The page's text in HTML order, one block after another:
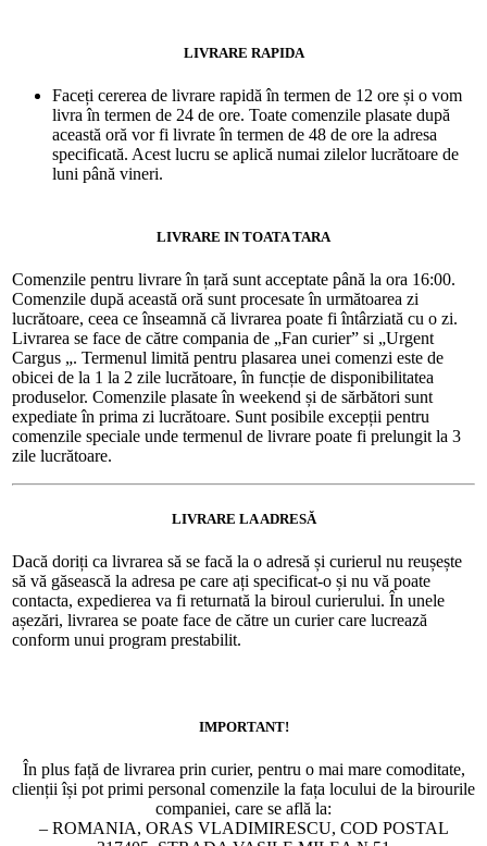
LIVRARE RAPIDA
Faceți cererea de livrare rapidă în termen de 12 ore și o vom
livra în termen de 24 de ore. Toate comenzile plasate după
această oră vor fi livrate în termen de 48 de ore la adresa
specificată. Acest lucru se aplică numai zilelor lucrătoare de
luni până vineri.
LIVRARE IN TOATA TARA
Comenzile pentru livrare în țară sunt acceptate până la ora 16:00.
Comenzile după această oră sunt procesate în următoarea zi
lucrătoare, ceea ce înseamnă că livrarea poate fi întârziată cu o zi.
Livrarea se face de către compania de „Fan curier” si „Urgent
Cargus „. Termenul limită pentru plasarea unei comenzi este de
obicei de la 1 la 2 zile lucrătoare, în funcție de disponibilitatea
produselor. Comenzile plasate în weekend și de sărbători sunt
expediate în prima zi lucrătoare. Sunt posibile excepții pentru
comenzile speciale unde termenul de livrare poate fi prelungit la 3
zile lucrătoare.
LIVRARE LA ADRESĂ
Dacă doriți ca livrarea să se facă la o adresă și curierul nu reușește
să vă găsească la adresa pe care ați specificat-o și nu vă poate
contacta, expedierea va fi returnată la biroul curierului. În unele
așezări, livrarea se poate face de către un curier care lucrează
conform unui program prestabilit.
IMPORTANT!
În plus față de livrarea prin curier, pentru o mai mare comoditate,
clienții își pot primi personal comenzile la fața locului de la birourile
companiei, care se află la:
– ROMANIA, ORAS VLADIMIRESCU, COD POSTAL